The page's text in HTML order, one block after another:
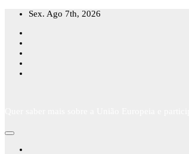
Skip
content
Sex. Ago 7th, 2026